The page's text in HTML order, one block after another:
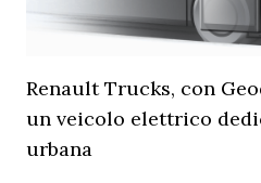
Renault Trucks, con
un veicolo elettrico
urbana